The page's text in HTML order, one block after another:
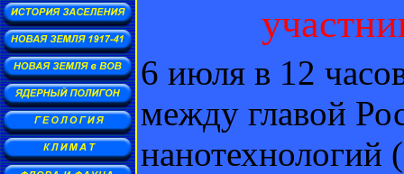
6 июля в 12
между главой